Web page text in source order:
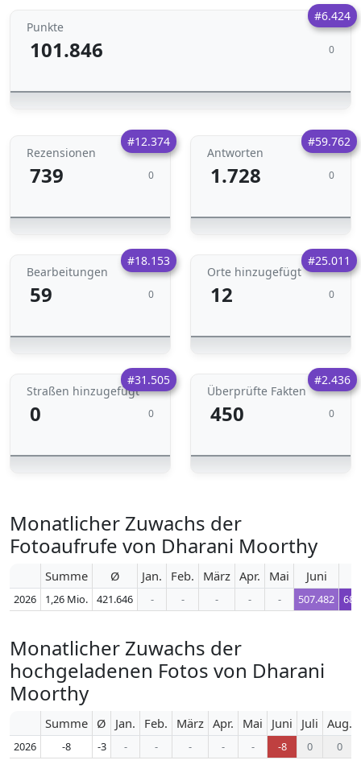
#6.424
Punkte
101.846 0
#12.374
Rezensionen
739 0
#59.762
Antworten
1.728 0
#18.153
Bearbeitungen
59 0
#25.011
Orte hinzugefügt
12 0
#31.505
Straßen hinzugefügt
0 0
#2.436
Überprüfte Fakten
450 0
Monatlicher Zuwachs der
Fotoaufrufe von Dharani Moorthy
Summe Ø Jan. Feb. März Apr. Mai Juni
2026 1,26 Mio. 421.646 - - - - - 507.482
Monatlicher Zuwachs der
hochgeladenen Fotos von Dharani
Moorthy
Summe Ø Jan. Feb. März Apr. Mai Juni Juli Aug.
2026 -8 -3 - - - - - -8 0 0